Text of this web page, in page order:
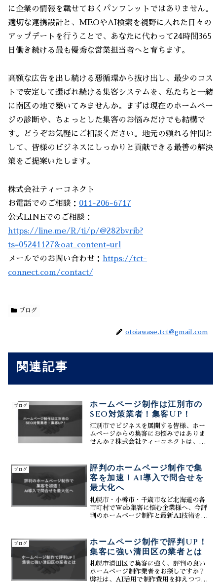
に企業の情報を載せておくパンフレットではありません。
適切な連携設計と、MEOやAI検索を視野に入れた日々の
アップデートを行うことで、あなたに代わって24時間365
日働き続ける最も優秀な営業担当者へと育ちます。
高額な広告を出し続ける悪循環から抜け出し、最少のコス
トで安定して選ばれ続ける集客システムを、私たちと一緒
に南区の地で築いてみませんか。まずは現在のホームペー
ジの診断や、ちょっとした集客のお悩みだけでも結構で
す。どうぞお気軽にご相談ください。地元の頼れる仲間と
して、皆様のビジネスにしっかりと貢献できる最善の解決
策をご提案いたします。
株式会社ティーコネクト
お電話でのご相談： 011-206-6717
公式LINEでのご相談：
https://line.me/R/ti/p/@282bvrib?
ts=05241127&oat_content=url
メールでのお問い合わせ：
https://tct-
connect.com/contact/
ブログ
otoiawase.tct@gmail.com
関連記事
ブログ
ホームページ制作は江別市の
SEO対策業者！集客UP！
江別市でビジネスを展開する皆様、ホー
ムページからの集客にお悩みではありま
せんか？株式会社ティーコネクトは、江
っております。美しいデザインとSEOに
強いホームページ制...
ブログ
評判のホームページ制作で集
客を加速！AI導入で問合せを
最大化へ
札幌市・小樽市・千歳市など北海道の各
市町村でWeb集客に悩む企業様へ、今評
判のホームページ制作と最新AI技術を融
MEO・GEO対策を標準装備。株式会社
ティーコネクト独自のAIツールを活用す
ることで、多忙な現場でも簡単操作で情
報発信を継続でき、ポータルサイトに頼
らない自立型の集客を実現します。お問
合せが発生した瞬間にリアルタイムで通
ブログ
ホームページ制作で評判UP！
集客に強い清田区の業者とは
札幌市清田区で集客に強く、評判の良い
ホームページ制作業者をお探しですか？
弊社は、AI活用で制作費用を抑えつつ、